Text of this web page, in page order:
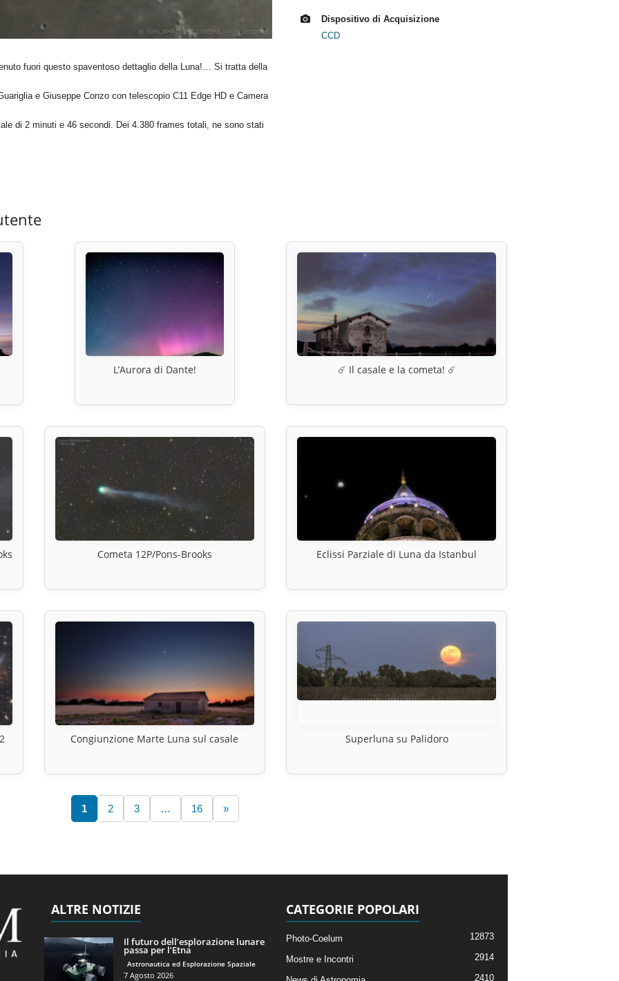
fuori questo spaventoso dettaglio della Luna!… Si tratta della
e Giuseppe Conzo con telescopio C11 Edge HD e Camera
di 2 minuti e 46 secondi. Dei 4.380 frames totali, ne sono stati
Dispositivo di Acquisizione
CCD
L’Aurora di Dante! ☄️ Il casale e la cometa! ☄️
Cometa 12P/Pons-Brooks Eclissi Parziale di Luna da Istanbul
Congiunzione Marte Luna sul casale Superluna su Palidoro
1 2 3 … 16 »
ALTRE NOTIZIE
Il futuro dell’esplorazione lunare
passa per l’Etna
Astronautica ed Esplorazione Spaziale
7 Agosto 2026
CATEGORIE POPOLARI
Photo-Coelum 12873
Mostre e Incontri 2914
2410